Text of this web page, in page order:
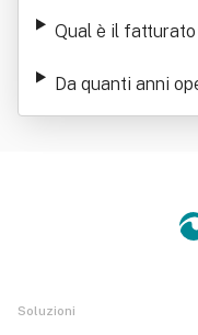
Qual è il
Da quanti anni
Soluzioni